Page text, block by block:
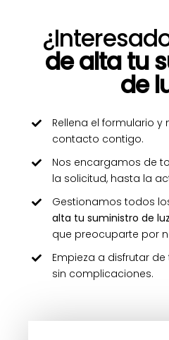
de alta tu
de
Rellena el formulario
contacto contigo.
Nos encargamos de
la solicitud, hasta la
Gestionamos todos
alta tu suministro de luz
que preocuparte por
Empieza a disfrutar
sin complicaciones.